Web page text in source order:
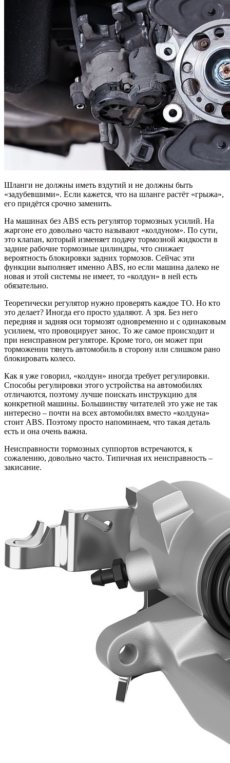
Шланги не должны иметь вздутий и не должны быть
«задубевшими». Если кажется, что на шланге растёт «грыжа»,
его придётся срочно заменить.
На машинах без ABS есть регулятор тормозных усилий. На
жаргоне его довольно часто называют «колдуном». По сути,
это клапан, который изменяет подачу тормозной жидкости в
задние рабочие тормозные цилиндры, что снижает
вероятность блокировки задних тормозов. Сейчас эти
функции выполняет именно ABS, но если машина далеко не
новая и этой системы не имеет, то «колдун» в ней есть
обязательно.
Теоретически регулятор нужно проверять каждое ТО. Но кто
это делает? Иногда его просто удаляют. А зря. Без него
передняя и задняя оси тормозят одновременно и с одинаковым
усилием, что провоцирует занос. То же самое происходит и
при неисправном регуляторе. Кроме того, он может при
торможении тянуть автомобиль в сторону или слишком рано
блокировать колесо.
Как я уже говорил, «колдун» иногда требует регулировки.
Способы регулировки этого устройства на автомобилях
отличаются, поэтому лучше поискать инструкцию для
конкретной машины. Большинству читателей это уже не так
интересно – почти на всех автомобилях вместо «колдуна»
стоит ABS. Поэтому просто напоминаем, что такая деталь
есть и она очень важна.
Неисправности тормозных суппортов встречаются, к
сожалению, довольно часто. Типичная их неисправность –
закисание.